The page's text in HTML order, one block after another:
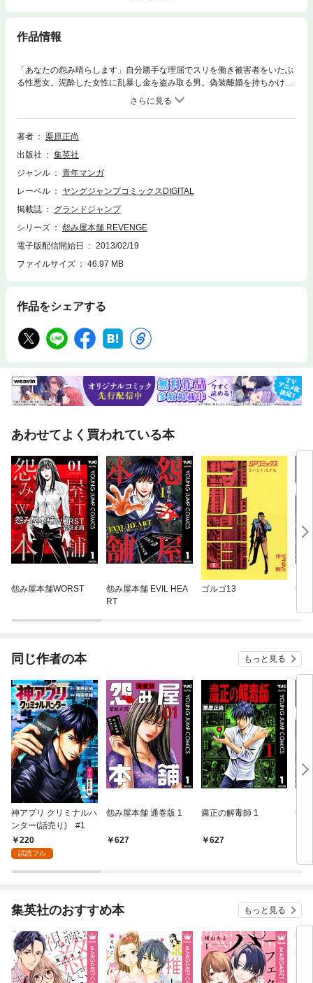
作品情報
「あなたの怨み晴らします」自分勝手な理屈でスリを働き被害者をいたぶ
る性悪女。泥酔した女性に乱暴し金を盗み取る男。偽装離婚を持ちかけ妻
に借金させる屈折した心を持つ男……。連鎖する人々の情念が消えぬ限
り、「必要悪」の暗躍は続く──！ 怨み屋の新たなる闘いが、新シリー
ズでついに開幕!!
著者
栗原正尚
出版社
集英社
ジャンル
青年マンガ
レーベル
ヤングジャンプコミックスDIGITAL
掲載誌
グランドジャンプ
シリーズ
怨み屋本舗 REVENGE
電子版配信開始日
2013/02/19
ファイルサイズ
46.97 MB
作品をシェアする
あわせてよく買われている本
怨み屋本舗WORST
怨み屋本舗 EVIL HEA
RT
ゴルゴ13 怨
同じ作者の本 もっと見る
神アプリ クリミナルハ
ンター(話売り) #1
220
試読フル
怨み屋本舗 通巻版 1
627
粛正の解毒師 1
627
怨
集英社のおすすめ本 もっと見る